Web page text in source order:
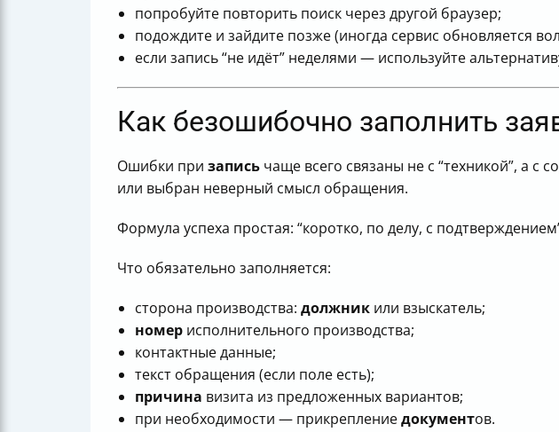
попробуйте повторить поиск через другой браузер;
подождите и зайдите позже (иногда сервис обновляется
если запись “не идёт” неделями — используйте
Как безошибочно заполнить
Ошибки при запись чаще всего связаны не с “техникой”, а с
или выбран неверный смысл обращения.
Формула успеха простая: “коротко, по делу, с
Что обязательно заполняется:
сторона производства: должник или взыскатель;
номер исполнительного производства;
контактные данные;
текст обращения (если поле есть);
причина визита из предложенных вариантов;
при необходимости — прикреплениедокументов.